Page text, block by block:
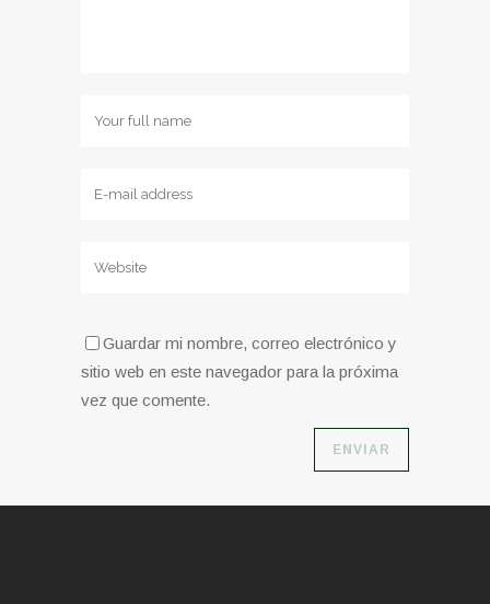
Guardar mi nombre, correo electrónico y
sitio web en este navegador para la próxima
vez que comente.